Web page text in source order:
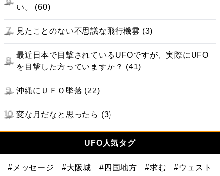
い。 (60)
見たことのない不思議な飛行機雲 (3)
最近日本で目撃されているUFOですが、実際にUFO
を目撃した方っていますか？ (41)
沖縄にＵＦＯ墜落 (22)
変な月だなと思ったら (3)
UFO人気タグ
#メッセージ #大阪城 #四国地方 #求む #ウェスト